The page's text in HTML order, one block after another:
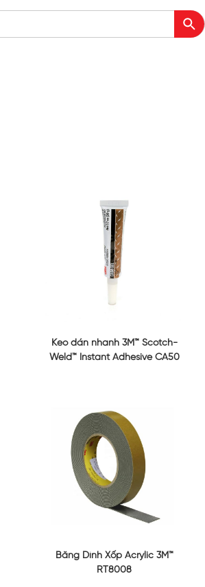
Keo dán nhanh 3M™ Scotch-
Weld™ Instant Adhesive CA50
Băng Dính Xốp Acrylic 3M™
RT8008